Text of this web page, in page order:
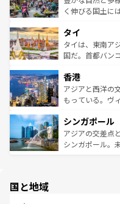
照してほしい。
まで、さまざま
リティに包まれ
覧を参照してほ
く伸びる国土に
急速な発展と共
ーチミン市のフ
醸し出している
とつ。フォーや
ひ現地で味わい
が旅行者を迎え
参照してほしい。
タイ
タイは、東南ア
国だ。首都バン
の活気が交差し
帯で自然と触れ
いビーチでリゾ
激する。気候は
が待っている。
た文化、そして
香港
アジアと西洋の
もっている。ヴ
み、どこを訪れ
ており、効率よ
うな絶景から文
シンガポール
アジアの交差点
シンガポール。
国と地域